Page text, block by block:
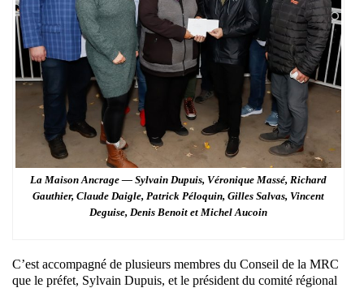
La Maison Ancrage — Sylvain Dupuis, Véronique Massé, Richard
Gauthier, Claude Daigle, Patrick Péloquin, Gilles Salvas, Vincent
Deguise, Denis Benoit et Michel Aucoin
C’est accompagné de plusieurs membres du Conseil de la MRC
que le préfet, Sylvain Dupuis, et le président du comité régional